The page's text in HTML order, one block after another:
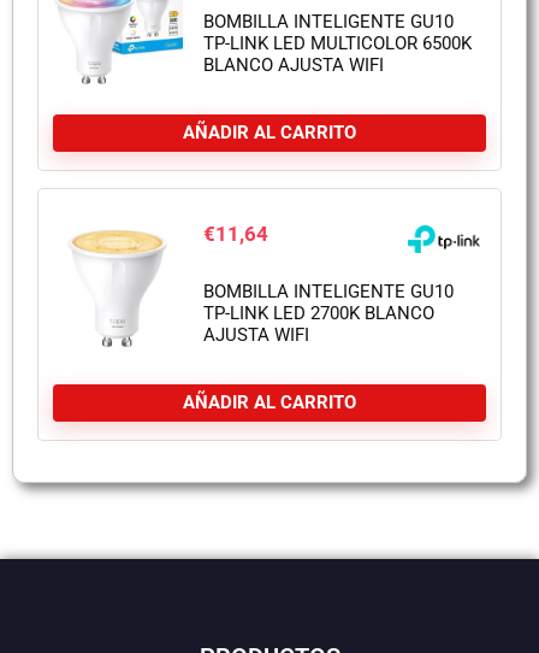
BOMBILLA INTELIGENTE GU10
TP-LINK LED MULTICOLOR 6500K
BLANCO AJUSTA WIFI
AÑADIR AL CARRITO
€11,64
BOMBILLA INTELIGENTE GU10
TP-LINK LED 2700K BLANCO
AJUSTA WIFI
AÑADIR AL CARRITO